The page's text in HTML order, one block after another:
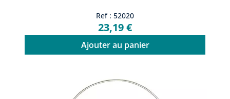
Ref : 52020
23,19 €
Ajouter au panier